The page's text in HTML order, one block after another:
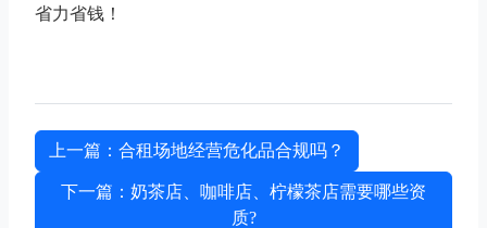
省力省钱！
上一篇 ：合租场地经营危化品合规吗？
下一篇 ：奶茶店、咖啡店、柠檬茶店需要哪些资
质?